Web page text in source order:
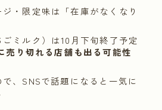
・限定味は「在庫がなくなり
ミルク）は10月下旬終了予定
売り切れる店舗も出る可能性
、SNSで話題になると一気に